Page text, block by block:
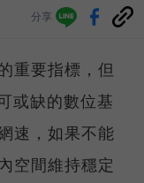
分享
重要指標，但
或缺的數位基
速，如果不能
空間維持穩定